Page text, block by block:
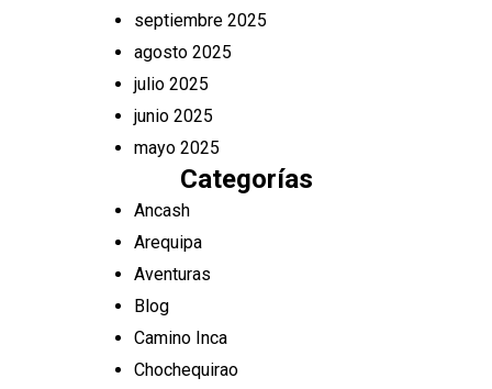
septiembre 2025
agosto 2025
julio 2025
junio 2025
mayo 2025
Categorías
Ancash
Arequipa
Aventuras
Blog
Camino Inca
Chochequirao